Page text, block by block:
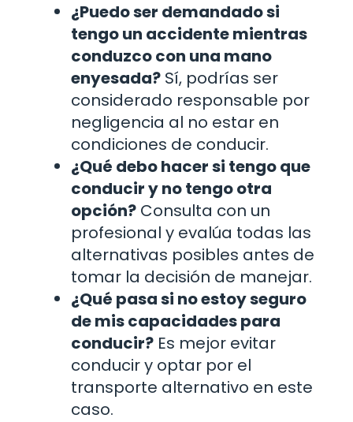
¿Puedo ser demandado si
tengo un accidente mientras
conduzco con una mano
enyesada? Sí, podrías ser
considerado responsable por
negligencia al no estar en
condiciones de conducir.
¿Qué debo hacer si tengo que
conducir y no tengo otra
opción? Consulta con un
profesional y evalúa todas las
alternativas posibles antes de
tomar la decisión de manejar.
¿Qué pasa si no estoy seguro
de mis capacidades para
conducir? Es mejor evitar
conducir y optar por el
transporte alternativo en este
caso.